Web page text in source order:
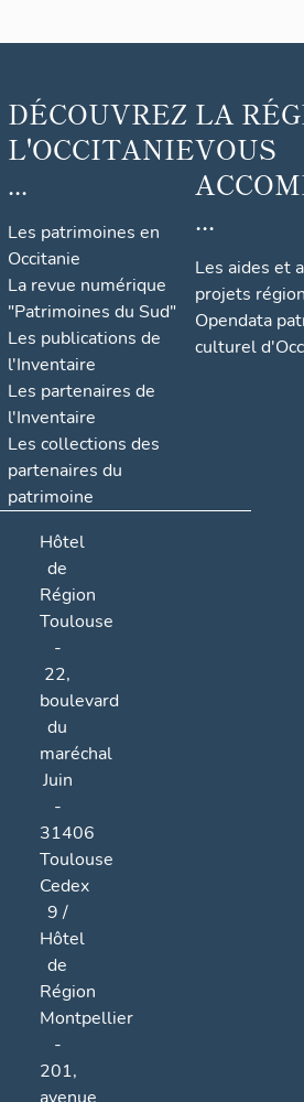
DÉCOUVREZ
L'OCCITANIE
...
Les patrimoines en
Occitanie
La revue numérique
"Patrimoines du Sud"
Les publications de
l'Inventaire
Les partenaires de
l'Inventaire
Les collections des
partenaires du
patrimoine
LA
VOUS
...
Les aides et
projets
Opendata
culturel
Hôtel
de
Région
Toulouse
-
22,
boulevard
du
maréchal
Juin
-
31406
Toulouse
Cedex
9 /
Hôtel
de
Région
Montpellier
-
201,